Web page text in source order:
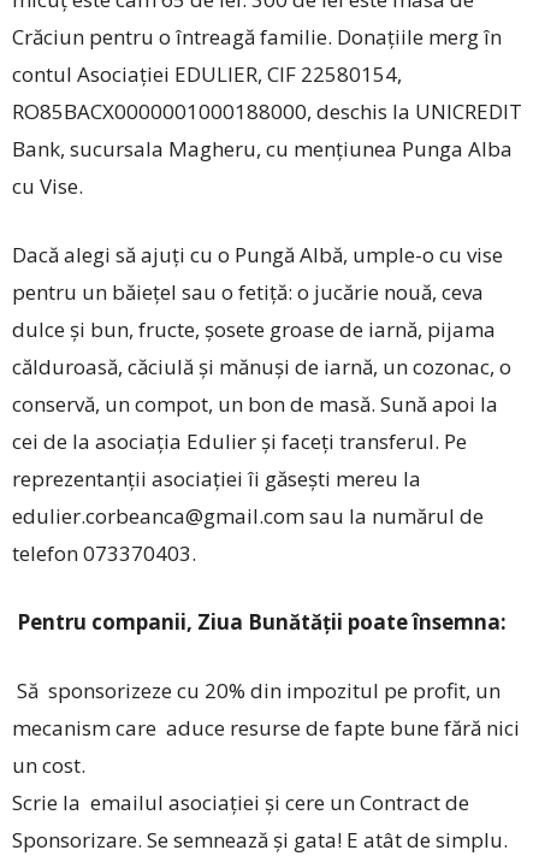
Crăciun pentru o întreagă familie. Donațiile merg în
contul Asociației EDULIER, CIF 22580154,
RO85BACX0000001000188000, deschis la UNICREDIT
Bank, sucursala Magheru, cu men­ți­unea Punga Alba
cu Vise.
Dacă alegi să ajuți cu o Pungă Albă, umple-o cu vise
pentru un băiețel sau o fetiță: o jucărie nouă, ceva
dulce și bun, fructe, șosete groase de iarnă, pijama
călduroasă, căciulă și mănuși de iarnă, un cozonac, o
conservă, un compot, un bon de masă. Sună apoi la
cei de la asociația Edulier și faceți transferul. Pe
reprezentanții asociației îi găsești mereu la
edulier.corbeanca@gmail.com sau la numărul de
telefon 073370403.
Pentru companii, Ziua Bunătății poate însemna:
Să sponsorizeze cu 20% din impozitul pe profit, un
mecanism care aduce resurse de fapte bune fără nici
un cost.
Scrie la emailul asociației și cere un Contract de
Sponsorizare. Se semnează și gata! E atât de simplu.